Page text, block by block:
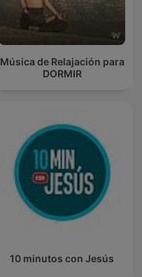
Música de Relajación para
DORMIR
10 minutos con Jesús